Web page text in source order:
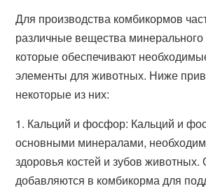
Для производства комбикормов
различные вещества
которые обеспечивают
элементы для животных. Ниже
некоторые из них:
1. Кальций и фосфор: Кальций и
основными минералами,
здоровья костей и зубов животных.
добавляются в комбикорма для